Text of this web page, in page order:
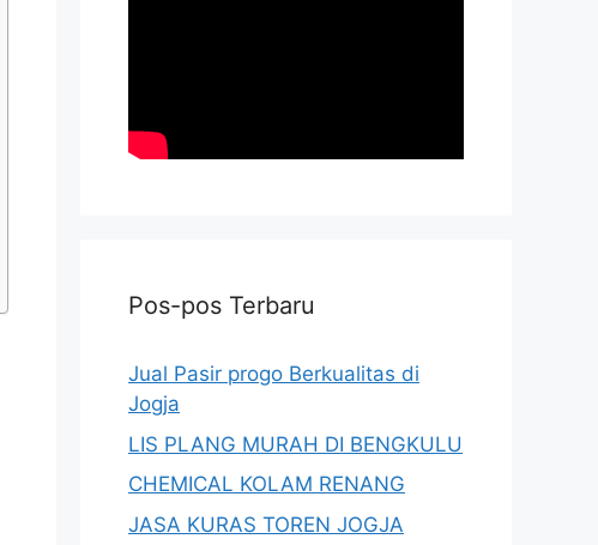
Pos-pos Terbaru
Jual Pasir progo Berkualitas di
Jogja
LIS PLANG MURAH DI BENGKULU
CHEMICAL KOLAM RENANG
JASA KURAS TOREN JOGJA